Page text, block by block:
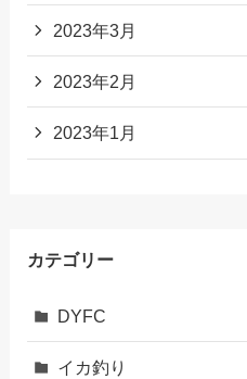
2023年3月
2023年2月
2023年1月
カテゴリー
DYFC
イカ釣り